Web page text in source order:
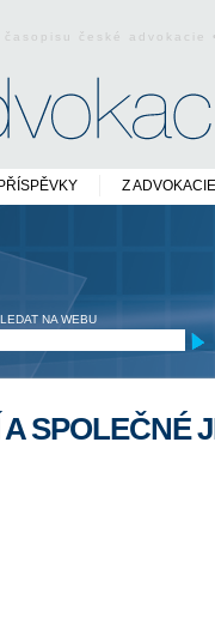
české
Z ADVOKACIE
NA WEBU
SPOLEČNÉ